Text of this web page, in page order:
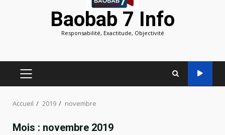
Baobab 7 Info
Responsabilité, Exactitude, Objectivité
MENU
PRINCIPAL
Accueil 2019 novembre
Mois : novembre 2019